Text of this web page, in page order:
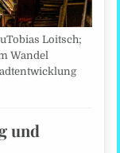
Loitsch;
Wandel
und